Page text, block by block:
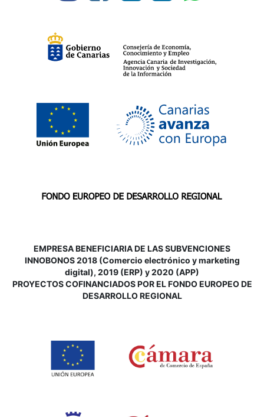
EMPRESA BENEFICIARIA DE LAS SUBVENCIONES
INNOBONOS 2018 (Comercio electrónico y marketing
digital), 2019 (ERP) y 2020 (APP)
PROYECTOS COFINANCIADOS POR EL FONDO EUROPEO DE
DESARROLLO REGIONAL